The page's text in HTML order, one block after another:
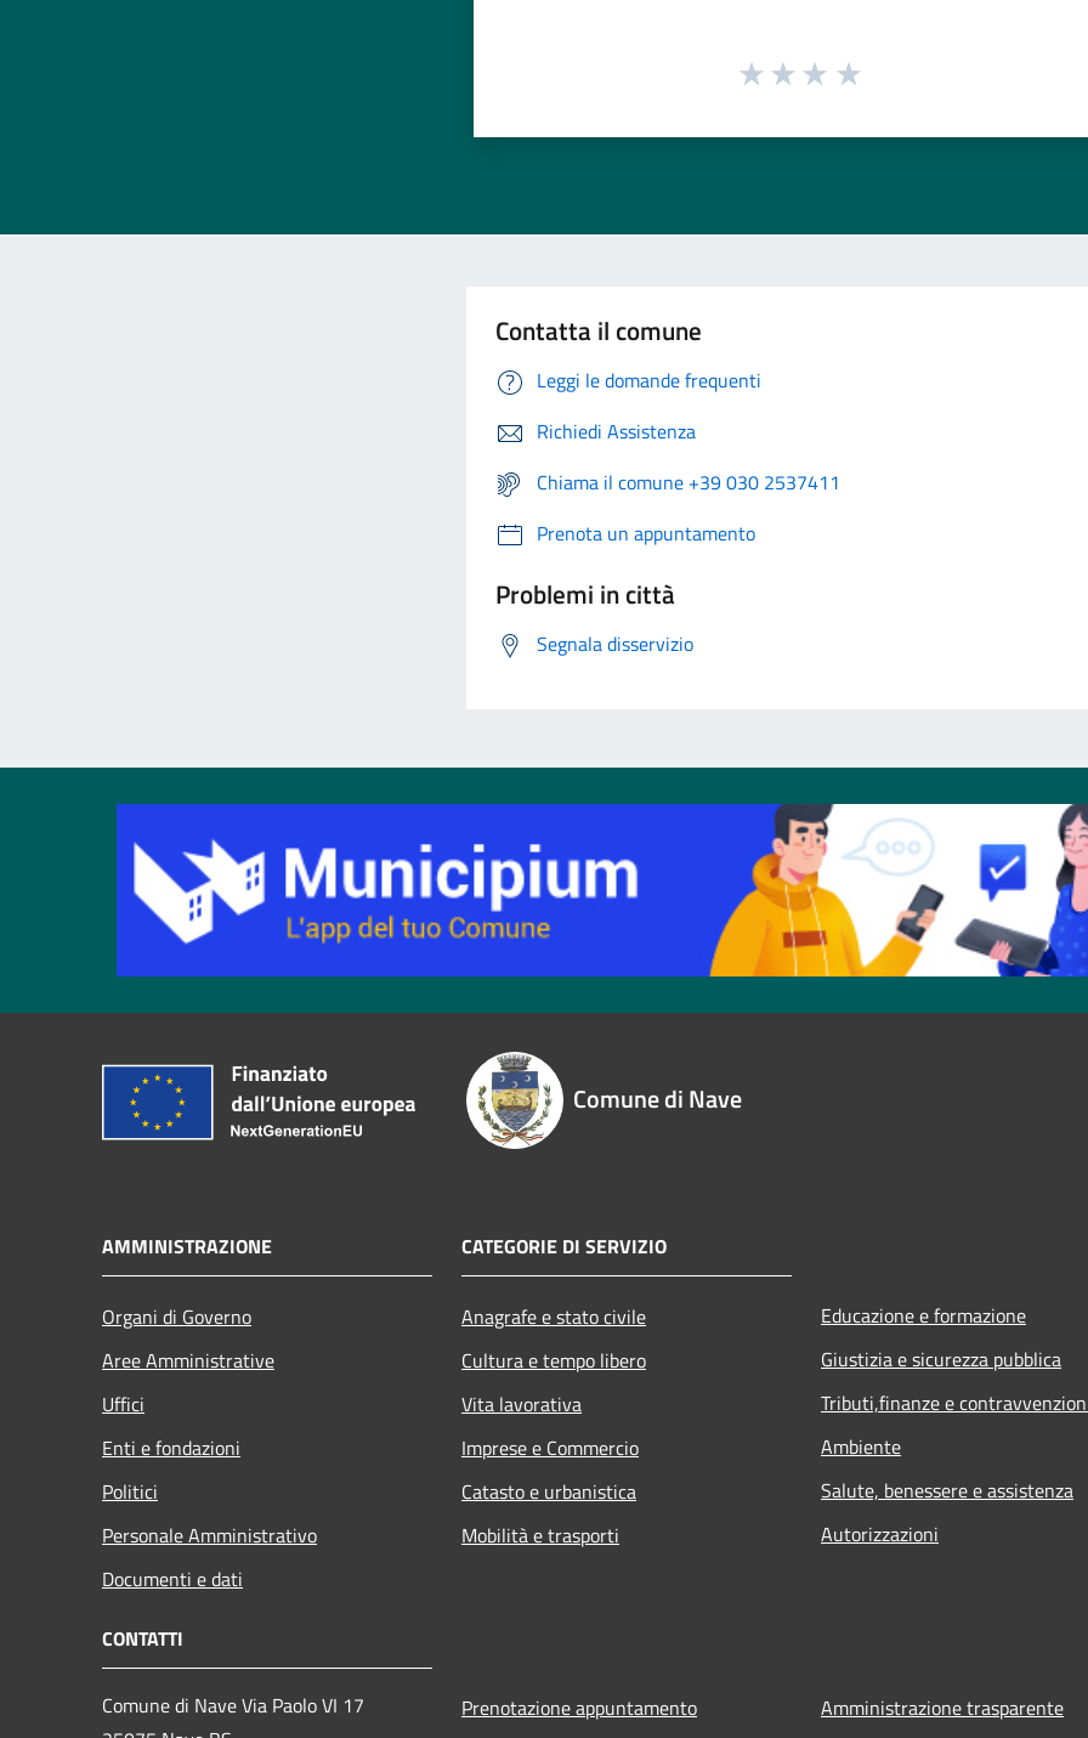
Contatta il comune
Leggi le domande frequenti
Richiedi Assistenza
Chiama il comune +39 030 2537411
Prenota un appuntamento
Problemi in città
Segnala disservizio
Comune di Nave
AMMINISTRAZIONE
Organi di Governo
Aree Amministrative
Uffici
Enti e fondazioni
Politici
Personale Amministrativo
Documenti e dati
CATEGORIE DI SERVIZIO
Anagrafe e stato civile
Cultura e tempo libero
Vita lavorativa
Imprese e Commercio
Catasto e urbanistica
Mobilità e trasporti
Educazione e formazione
Giustizia e sicurezza pubblica
Tributi,finanze e
Ambiente
Salute, benessere e assistenza
Autorizzazioni
CONTATTI
Comune di Nave Via Paolo VI 17
Prenotazione appuntamento
Amministrazione trasparente